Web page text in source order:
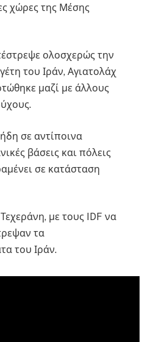
χώρες της Μέσης
ολοσχερώς την
του Ιράν, Αγιατολάχ
μαζί με άλλους
σε αντίποινα
βάσεις και πόλεις
σε κατάσταση
με τους IDF να
τα
του Ιράν.